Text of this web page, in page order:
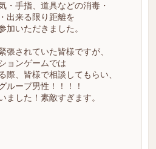
・手指、道具などの消毒・
出来る限り距離を
加いただきました。
張されていた皆様ですが、
ョンゲームでは
際、皆様で相談してもらい、
ループ男性！！！！
ました！素敵すぎます。